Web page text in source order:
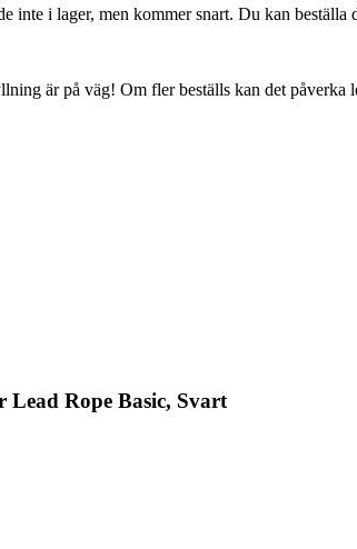
inte i lager, men kommer snart. Du kan
är på väg! Om fler beställs kan det påverka
Lead Rope Basic, Svart